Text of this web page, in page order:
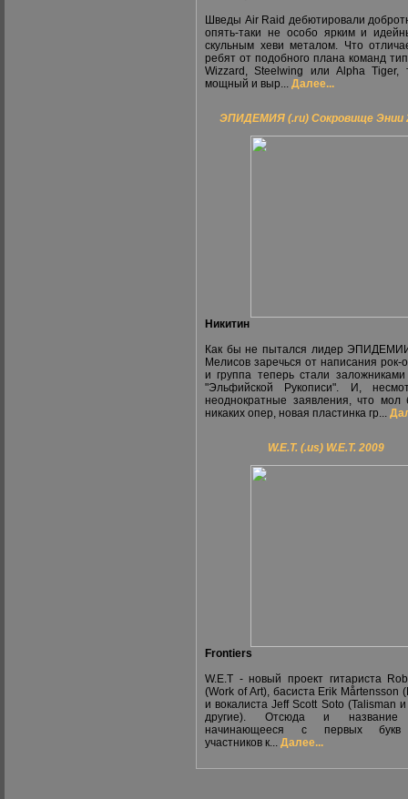
Шведы Air Raid дебютировали
опять-таки не особо ярким и
скульным хеви металом. Что
ребят от подобного плана команд
Wizzard, Steelwing или Alpha Tiger,
мощный и выр... Далее...
ЭПИДЕМИЯ (.ru) Сокровище Энии
Никитин
Как бы не пытался лидер
Мелисов заречься от написания рок-
и группа теперь стали заложниками
"Эльфийской Рукописи". И,
неоднократные заявления, что мол
никаких опер, новая пластинка гр...
W.E.T. (.us) W.E.T. 2009
Frontiers
W.E.T - новый проект гитариста
(Work of Art), басиста Erik Mårtensson
и вокалиста Jeff Scott Soto (Talisman
другие). Отсюда и название
начинающееся с первых букв
участников к... Далее...